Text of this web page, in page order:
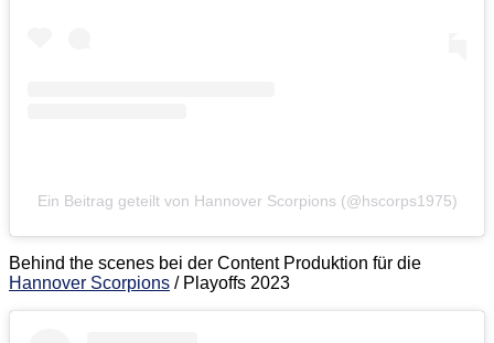
Ein Beitrag geteilt von Hannover Scorpions (@hscorps1975)
Behind the scenes bei der Content Produktion für die
Hannover Scorpions / Playoffs 2023